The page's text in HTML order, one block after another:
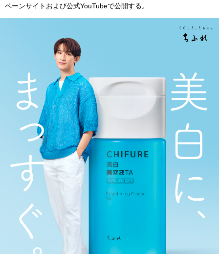
ペーンサイトおよび公式YouTubeで公開する。